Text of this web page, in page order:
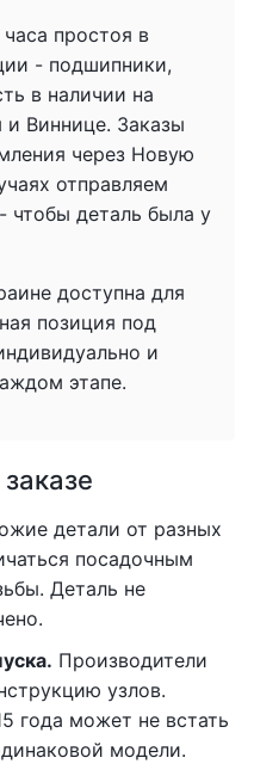
простоя в
- подшипники,
в наличии на
Виннице. Заказы
через Новую
отправляем
чтобы деталь была у
доступна для
позиция под
и
этапе.
детали от разных
посадочным
Деталь не
Производители
узлов.
года может не встать
модели.